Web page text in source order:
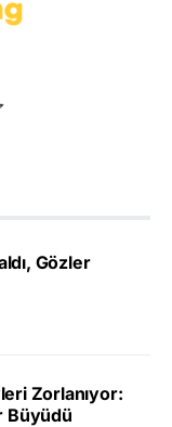
Gözler
Zorlanıyor:
Büyüdü